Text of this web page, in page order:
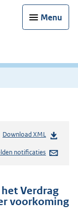
Menu
Download XML
notificaties
Verdrag
voorkoming